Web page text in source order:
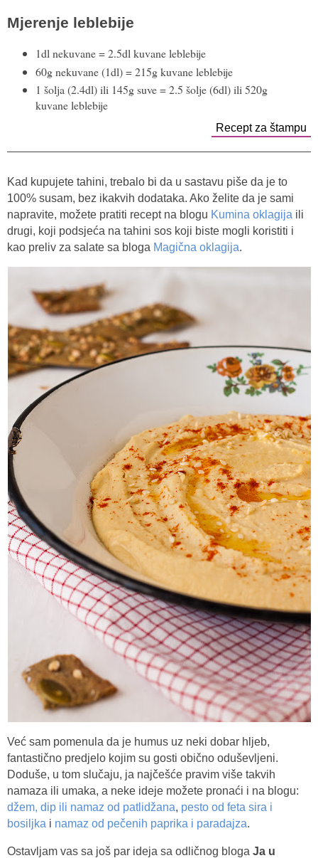
Mjerenje leblebije
1dl nekuvane = 2.5dl kuvane leblebije
60g nekuvane (1dl) = 215g kuvane leblebije
1 šolja (2.4dl) ili 145g suve = 2.5 šolje (6dl) ili 520g
kuvane leblebije
Recept za štampu
Kad kupujete tahini, trebalo bi da u sastavu piše da je to
100% susam, bez ikakvih dodataka. Ako želite da je sami
napravite, možete pratiti recept na blogu Kumina oklagija ili
drugi, koji podsjeća na tahini sos koji biste mogli koristiti i
kao preliv za salate sa bloga Magična oklagija.
Već sam pomenula da je humus uz neki dobar hljeb,
fantastično predjelo kojim su gosti obično oduševljeni.
Doduše, u tom slučaju, ja najčešće pravim više takvih
namaza ili umaka, a neke ideje možete pronaći i na blogu:
džem, dip ili namaz od patlidžana, pesto od feta sira i
bosiljka i namaz od pečenih paprika i paradajza.
Ostavljam vas sa još par ideja sa odličnog bloga Ja u